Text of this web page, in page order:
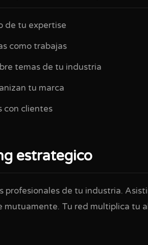
de tu expertise
como trabajas
temas de tu industria
tu marca
con clientes
estrategico
profesionales de tu industria.
mutuamente. Tu red multiplica tu